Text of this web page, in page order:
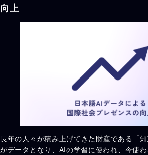
向上
長年の人々が積み上げてきた財産である「知
がデータとなり、AIの学習に使われ、今使